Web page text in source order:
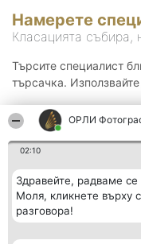
ОРЛИ
02:10
Здравейте, радваме
Моля, кликнете върху
разговора!
Намерете
Класацията
Търсите специалист
търсачка.